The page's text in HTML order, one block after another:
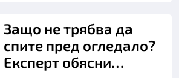
Защо не трябва да
спите пред огледало?
Експерт обясни